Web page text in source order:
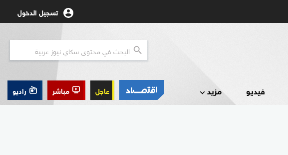
تسجيل الدخول
فيديو مزيد عاجل مباشر راديو